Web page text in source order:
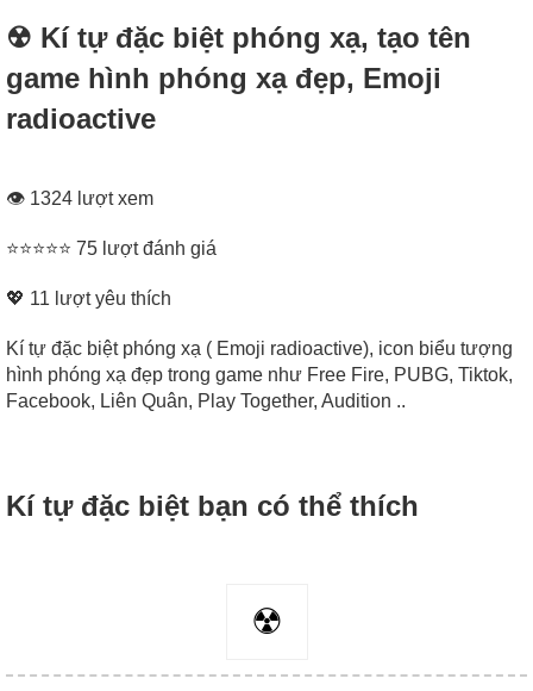
☢ Kí tự đặc biệt phóng xạ, tạo tên
game hình phóng xạ đẹp, Emoji
radioactive
👁 1324 lượt xem
⭐⭐⭐⭐⭐ 75 lượt đánh giá
💖 11 lượt yêu thích
Kí tự đặc biệt phóng xạ ( Emoji radioactive), icon biểu tượng
hình phóng xạ đẹp trong game như Free Fire, PUBG, Tiktok,
Facebook, Liên Quân, Play Together, Audition ..
Kí tự đặc biệt bạn có thể thích
☢